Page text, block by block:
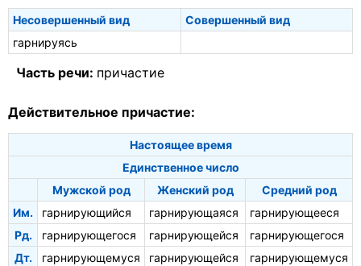
Несовершенный вид
Совершенный вид
гарнируясь
Часть речи: причастие
Действительное причастие:
Настоящее время
Единственное число
Мужской род
Женский род
Средний род
Им.
гарнирующийся гарнирующаяся
гарнирующееся
Рд.
гарнирующегося гарнирующейся
гарнирующегося
Дт.
гарнирующемуся гарнирующейся гарнирующемуся